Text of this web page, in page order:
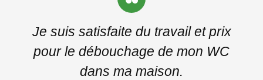
Je suis satisfaite du travail et prix
pour le débouchage de mon WC
dans ma maison.